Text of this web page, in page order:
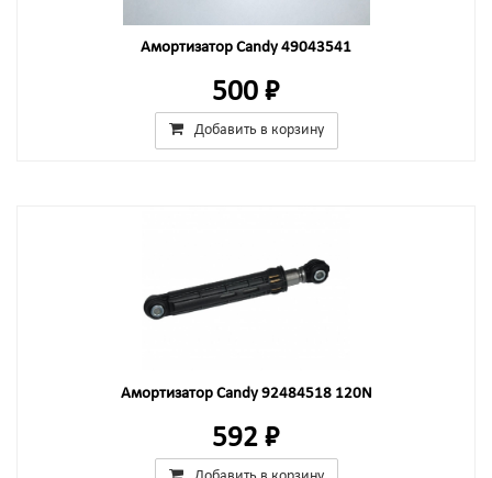
Амортизатор Candy 49043541
500 ₽
Добавить в корзину
Амортизатор Candy 92484518 120N
592 ₽